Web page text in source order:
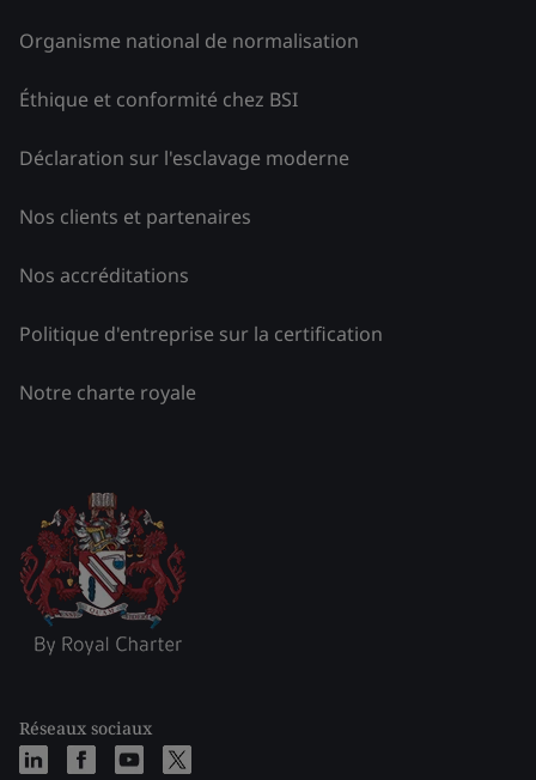
Organisme national de normalisation
Éthique et conformité chez BSI
Déclaration sur l'esclavage moderne
Nos clients et partenaires
Nos accréditations
Politique d'entreprise sur la certification
Notre charte royale
Réseaux sociaux